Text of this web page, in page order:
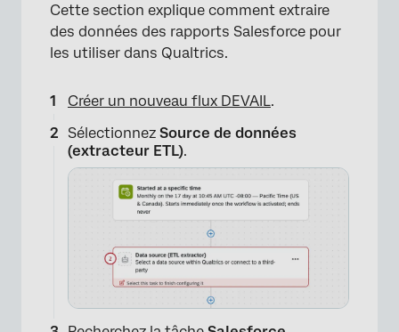
Cette section explique comment extraire
des données des rapports Salesforce pour
les utiliser dans Qualtrics.
Créer un nouveau flux DEVAIL.
Sélectionnez Source de données
(extracteur ETL).